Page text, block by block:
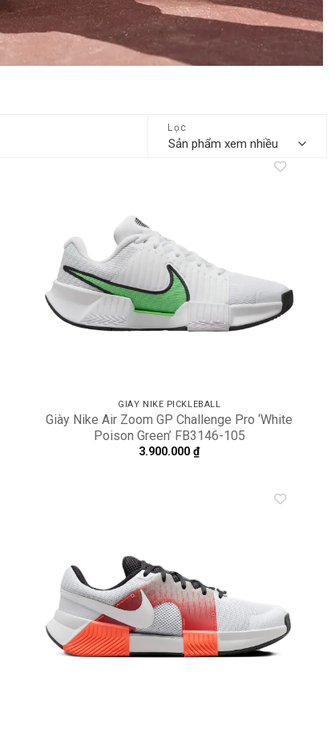
Lọc
GIÀY NIKE PICKLEBALL
Giày Nike Air Zoom GP Challenge Pro ‘White
Poison Green’ FB3146-105
3.900.000₫